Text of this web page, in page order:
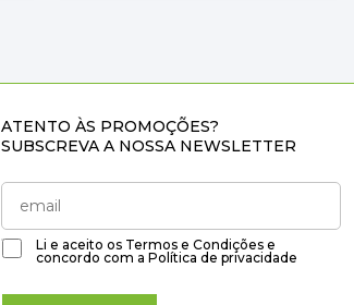
ATENTO ÀS PROMOÇÕES?
SUBSCREVA A NOSSA NEWSLETTER
Li e aceito os Termos e Condições e
concordo com a Política de privacidade